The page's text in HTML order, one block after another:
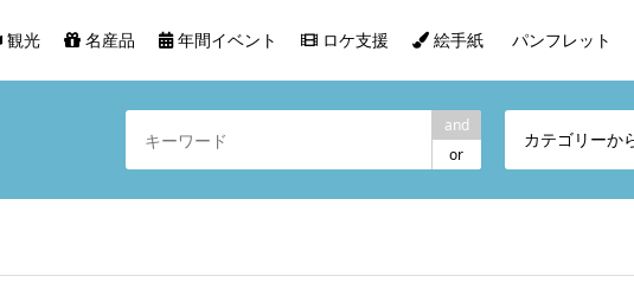
観光 名産品 年間イベント ロケ支援 絵手紙 パンフレット
and
or
カテゴリーか